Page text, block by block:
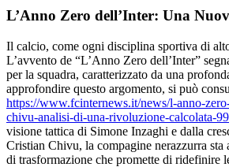
L’Anno Zero dell’Inter: Una
Il calcio, come ogni disciplina sportiva di
L’avvento de “L’Anno Zero dell’Inter”
per la squadra, caratterizzato da una
approfondire questo argomento, si può
https://www.fcinternews.it/news/l-anno-
chivu-analisi-di-una-rivoluzione-calcolata-
visione tattica di Simone Inzaghi e dalla
Cristian Chivu, la compagine nerazzurra sta
di trasformazione che promette di ridefinire